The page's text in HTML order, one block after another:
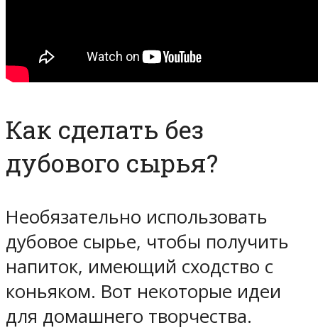
Как сделать без
дубового сырья?
Необязательно использовать
дубовое сырье, чтобы получить
напиток, имеющий сходство с
коньяком. Вот некоторые идеи
для домашнего творчества.